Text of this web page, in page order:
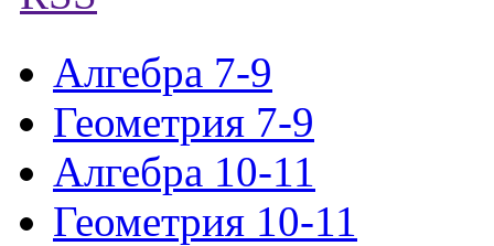
Алгебра 7-9
Геометрия 7-9
Алгебра 10-11
Геометрия 10-11